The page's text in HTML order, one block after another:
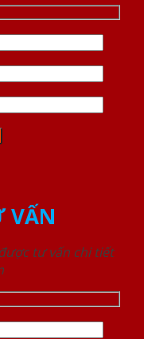
VẤN
tư vấn chi tiết